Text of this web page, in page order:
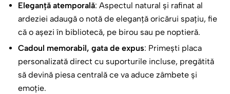
Eleganță atemporală: Aspectul natural și rafinat al
ardeziei adaugă o notă de eleganță oricărui spațiu, fie
că o așezi în bibliotecă, pe birou sau pe noptieră.
Cadoul memorabil, gata de expus: Primești placa
personalizată direct cu suporturile incluse, pregătită
să devină piesa centrală ce va aduce zâmbete și
emoție.